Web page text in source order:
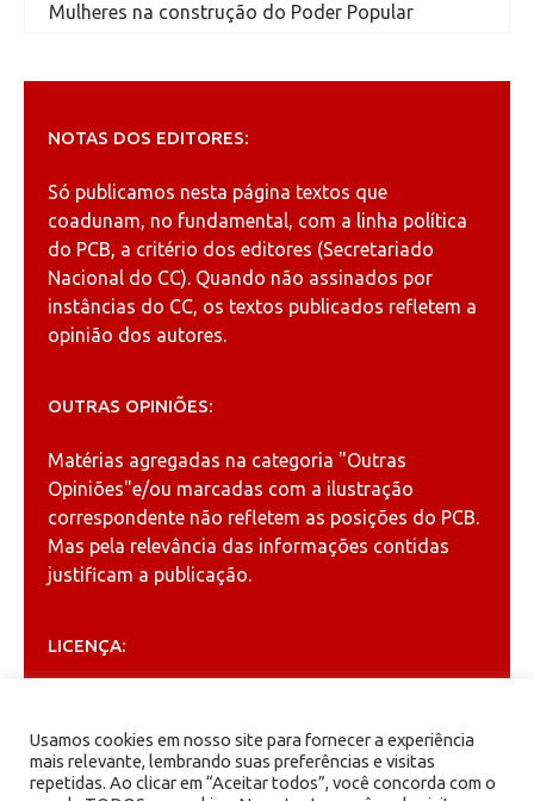
Mulheres na construção do Poder Popular
NOTAS DOS EDITORES:
Só publicamos nesta página textos que
coadunam, no fundamental, com a linha política
do PCB, a critério dos editores (Secretariado
Nacional do CC). Quando não assinados por
instâncias do CC, os textos publicados refletem a
opinião dos autores.
OUTRAS OPINIÕES:
Matérias agregadas na categoria "Outras
Opiniões"e/ou marcadas com a ilustração
correspondente não refletem as posições do PCB.
Mas pela relevância das informações contidas
justificam a publicação.
LICENÇA:
Creative Commons
Usamos cookies em nosso site para fornecer a experiência
mais relevante, lembrando suas preferências e visitas
repetidas. Ao clicar em “Aceitar todos”, você concorda com o